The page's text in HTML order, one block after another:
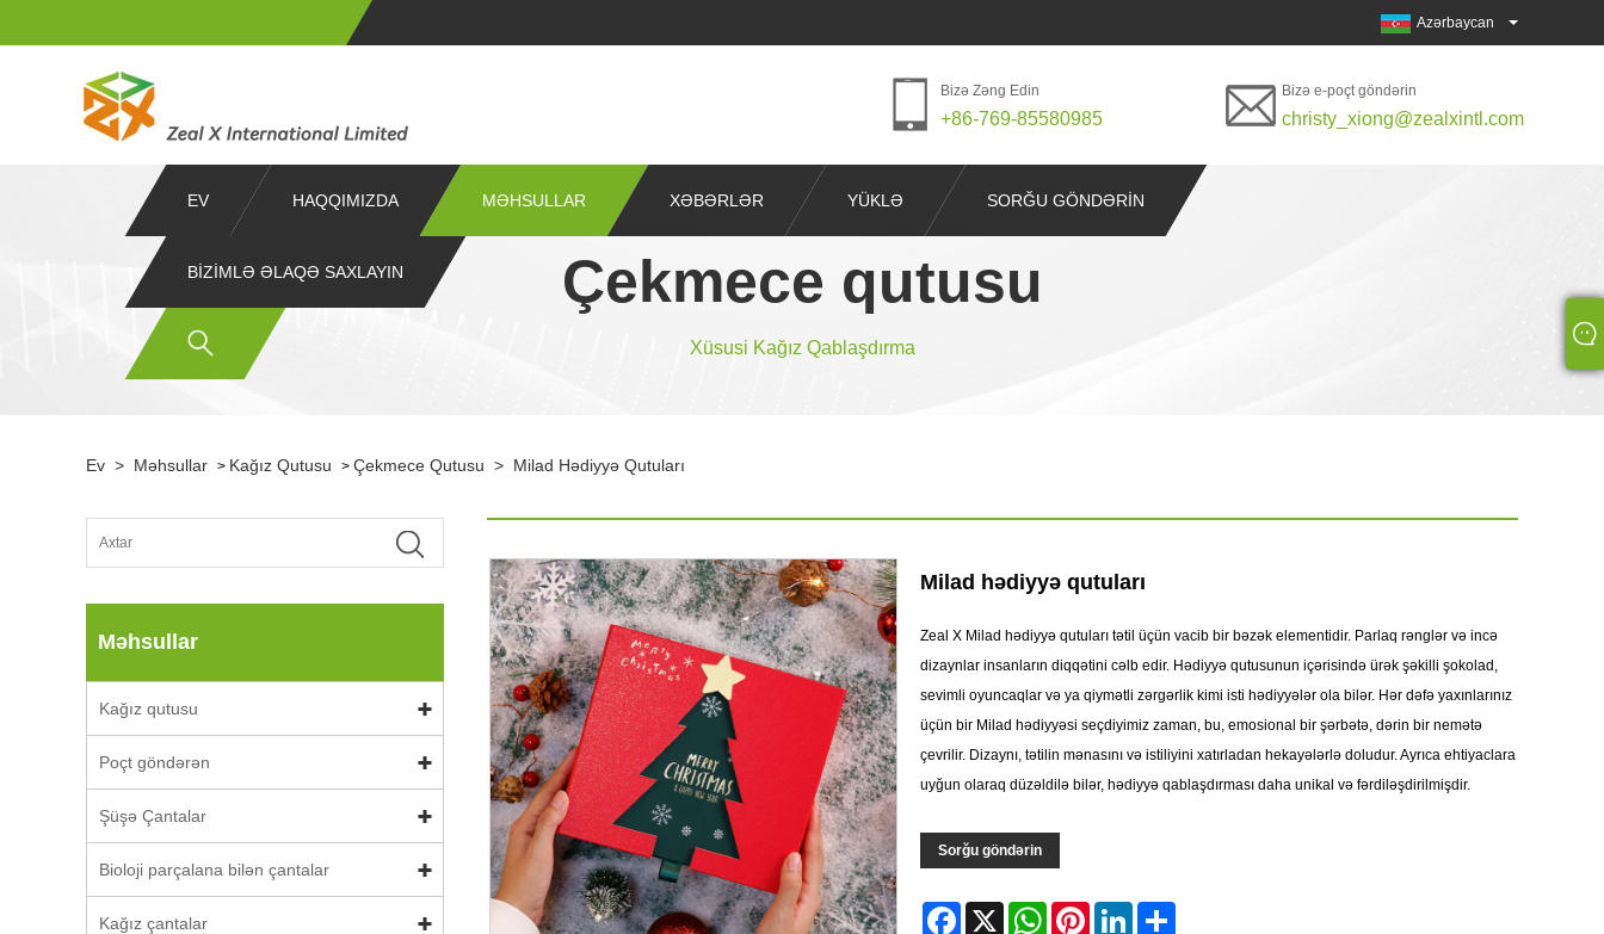
Azərbaycan
Bizə Zəng Edin
+86-769-85580985
Bizə e-poçt göndərin
christy_xiong@zealxintl.com
EV HAQQIMIZDA MƏHSULLAR XƏBƏRLƏR YÜKLƏ SORĞU GÖNDƏRIN
BIZIMLƏ ƏLAQƏ SAXLAYIN Çekmece qutusu
Xüsusi Kağız Qablaşdırma
Ev > Məhsullar > Kağız Qutusu > Çekmece Qutusu > Milad Hədiyyə Qutuları
Məhsullar
Kağız qutusu
Poçt göndərən
Şüşə Çantalar
Bioloji parçalana bilən çantalar
Kağız çantalar
Milad hədiyyə qutuları
Zeal X Milad hədiyyə qutuları tətil üçün vacib bir bəzək elementidir. Parlaq rənglər və incə
dizaynlar insanların diqqətini cəlb edir. Hədiyyə qutusunun içərisində ürək şəkilli şokolad,
sevimli oyuncaqlar və ya qiymətli zərgərlik kimi isti hədiyyələr ola bilər. Hər dəfə yaxınlarınız
üçün bir Milad hədiyyəsi seçdiyimiz zaman, bu, emosional bir şərbətə, dərin bir nemətə
çevrilir. Dizaynı, tətilin mənasını və istiliyini xatırladan hekayələrlə doludur. Ayrıca ehtiyaclara
uyğun olaraq düzəldilə bilər, hədiyyə qablaşdırması daha unikal və fərdiləşdirilmişdir.
Sorğu göndərin
Facebook WhatsAppPinterestLinkedIn